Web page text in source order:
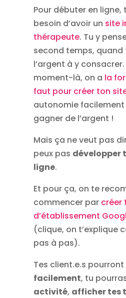
Pour débuter en ligne,
besoin d’avoir un site
thérapeute. Tu y
second temps, quand
l’argent à y
moment-là, on a la
faut pour créer ton
autonomie
gagner de l’argent !
Mais ça ne veut pas
peux pas développer
ligne.
Et pour ça, on te
commencer par créer
d’établissement
(clique, on t’explique
pas à pas).
Tes client.e.s pourront
facilement, tu
activité, afficher tes